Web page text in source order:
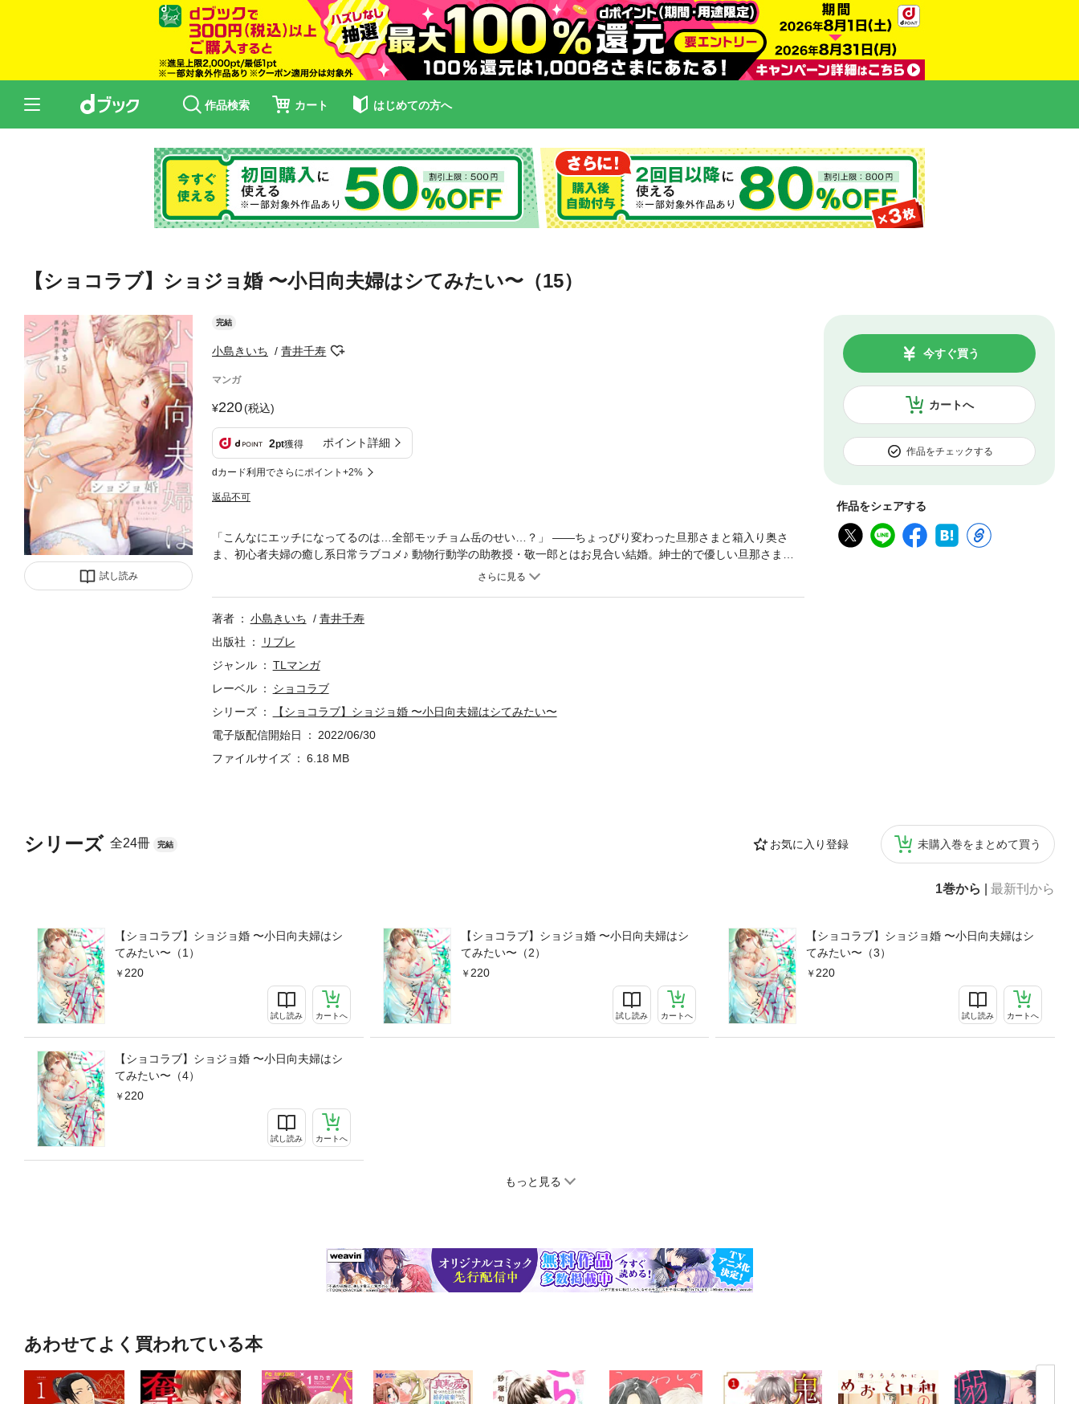
作品検索 カート はじめての方へ
【ショコラブ】ショジョ婚 〜小日向夫婦はシてみたい〜（15）
試し読み
完結
小島きいち 青井千寿
マンガ
220(税込)
2pt獲得 ポイント詳細
dカード利用でさらにポイント+2%
返品不可
カートへ
今すぐ買う
作品をチェックする
作品をシェアする
シリーズ 全24冊 完結 お気に入り登録 未購入巻をまとめて買う
1巻から 最新刊から
【ショコラブ】ショジョ婚 〜小日向夫婦はシ
てみたい〜（1）
220
試し読み カートへ
【ショコラブ】ショジョ婚 〜小日向夫婦はシ
てみたい〜（2）
220
試し読み カートへ
【ショコラブ】ショジョ婚 〜小日向夫婦はシ
てみたい〜（3）
220
試し読み カートへ
【ショコラブ】ショジョ婚 〜小日向夫婦はシ
てみたい〜（4）
220
試し読み カートへ
もっと見る
「こんなにエッチになってるのは…全部モッチョム岳のせい…？」 ——ちょっぴり変わった旦那さまと箱入り奥さ
ま、初心者夫婦の癒し系日常ラブコメ♪ 動物行動学の助教授・敬一郎とはお見合い結婚。紳士的で優しい旦那さまと
の穏やかな日々を過ごすなか心身共に結ばれた二人はしあわせいっぱい。屋久島旅行に来た小日向夫婦&律希と環菜。
著者
小島きいち
青井千寿
出版社
リブレ
ジャンル
TLマンガ
レーベル
ショコラブ
シリーズ
【ショコラブ】ショジョ婚 〜小日向夫婦はシてみたい〜
電子版配信開始日
2022/06/30
ファイルサイズ
6.18 MB
あわせてよく買われている本